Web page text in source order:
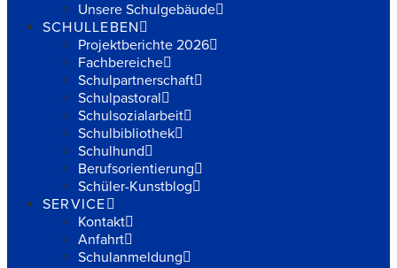
Unsere Schulgebäude
SCHULLEBEN
Projektberichte 2026
Fachbereiche
Schulpartnerschaft
Schulpastoral
Schulsozialarbeit
Schulbibliothek
Schulhund
Berufsorientierung
Schüler-Kunstblog
SERVICE
Kontakt
Anfahrt
Schulanmeldung